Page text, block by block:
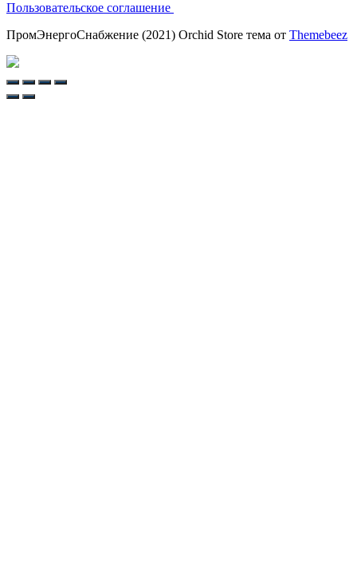
Пользовательское соглашение
ПромЭнергоСнабжение (2021) Orchid Store тема от Themebeez